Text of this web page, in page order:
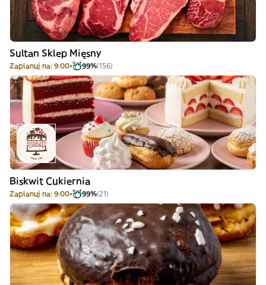
Sultan Sklep Mięsny
Zaplanuj na: 9:00 99%(156)
Biskwit Cukiernia
Zaplanuj na: 9:00 99%(21)